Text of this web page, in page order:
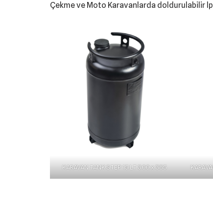
Çekme ve Moto Karavanlarda doldurulabilir
KARAVAN TANK STEP 15 LT 300 x 385